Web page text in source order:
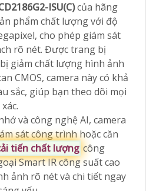
ISU(C)của hãng
phẩm chất lượng với độ
cho phép giám sát
rõ nét. Được trang bị
giảm chất lượng hình ảnh
CMOS, camera này có khả
sắc, giúp bạn theo dõi mọi
và công nghệ AI, camera
sát công trình hoặc căn
tiến chất lượng công
Smart IR công suất cao
ảnh rõ nét và chi tiết ngay